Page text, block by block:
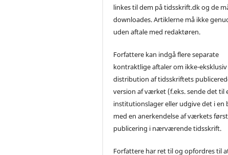
linkes til dem på tidsskrift.dk og de
downloades. Artiklerne må ikke
uden aftale med redaktøren.
Forfattere kan indgå flere separate
kontraktlige aftaler om ikke-eksklusiv
distribution af tidsskriftets
version af værket (f.eks. sende det til
institutionslager eller udgive det i en
med en anerkendelse af værkets
publicering i nærværende tidsskrift.
Forfattere har ret til og opfordres til